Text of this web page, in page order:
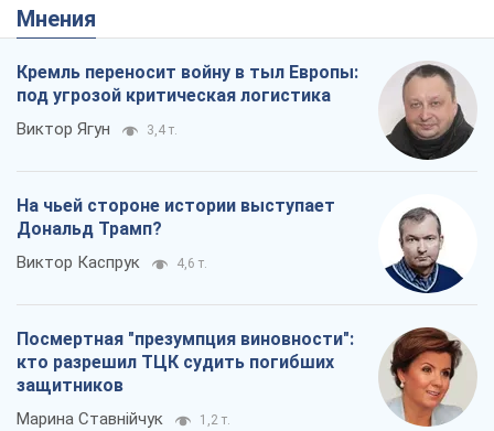
Мнения
Кремль переносит войну в тыл Европы:
под угрозой критическая логистика
Виктор Ягун 3,4 т.
На чьей стороне истории выступает
Дональд Трамп?
Виктор Каспрук 4,6 т.
Посмертная "презумпция виновности":
кто разрешил ТЦК судить погибших
защитников
Марина Ставнійчук 1,2 т.